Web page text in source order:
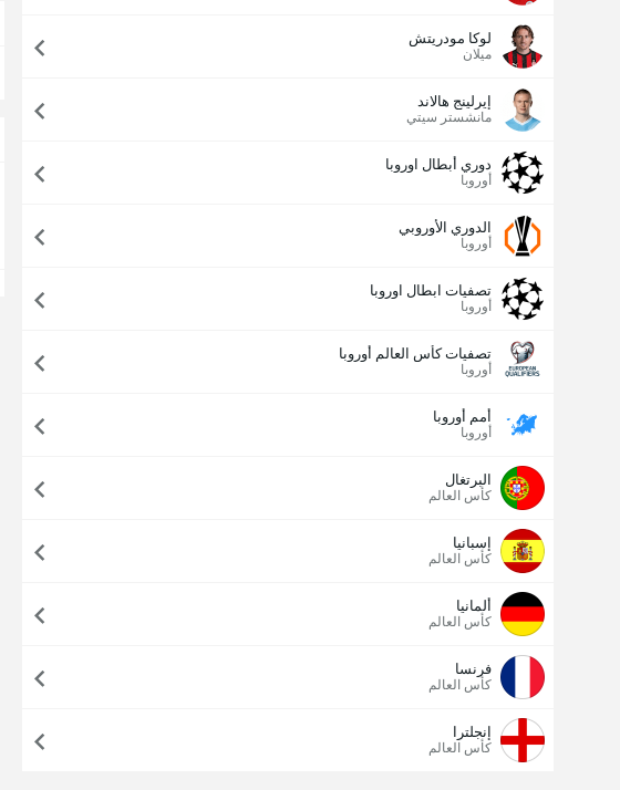
لوكا مودريتش
ميلان
إيرلينج هالاند
مانشستر سيتي
دوري أبطال اوروبا
أوروبا
الدوري الأوروبي
أوروبا
تصفيات ابطال اوروبا
أوروبا
تصفيات كأس العالم أوروبا
أوروبا
أمم أوروبا
أوروبا
البرتغال
كأس العالم
إسبانيا
كأس العالم
ألمانيا
كأس العالم
فرنسا
كأس العالم
إنجلترا
كأس العالم